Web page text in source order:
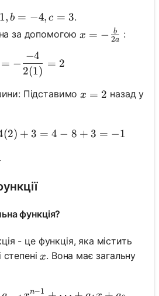
b=-4, c=3
1, b = −4, c = 3.
за допомогоюx=-\frac{b}{2
x = − 2a
b :
x=-\frac{-4}{2(1)}=2
= −
2(1)
−4
= 2
Підставимо x=2
x = 2 назад у
f(2)=(2)^2-4(2)+3=4-
(2) + 3 = 4 − 8 + 3 = −1
.
функція?
- це функція, яка містить
степені x
x. Вона має загальну
n−1